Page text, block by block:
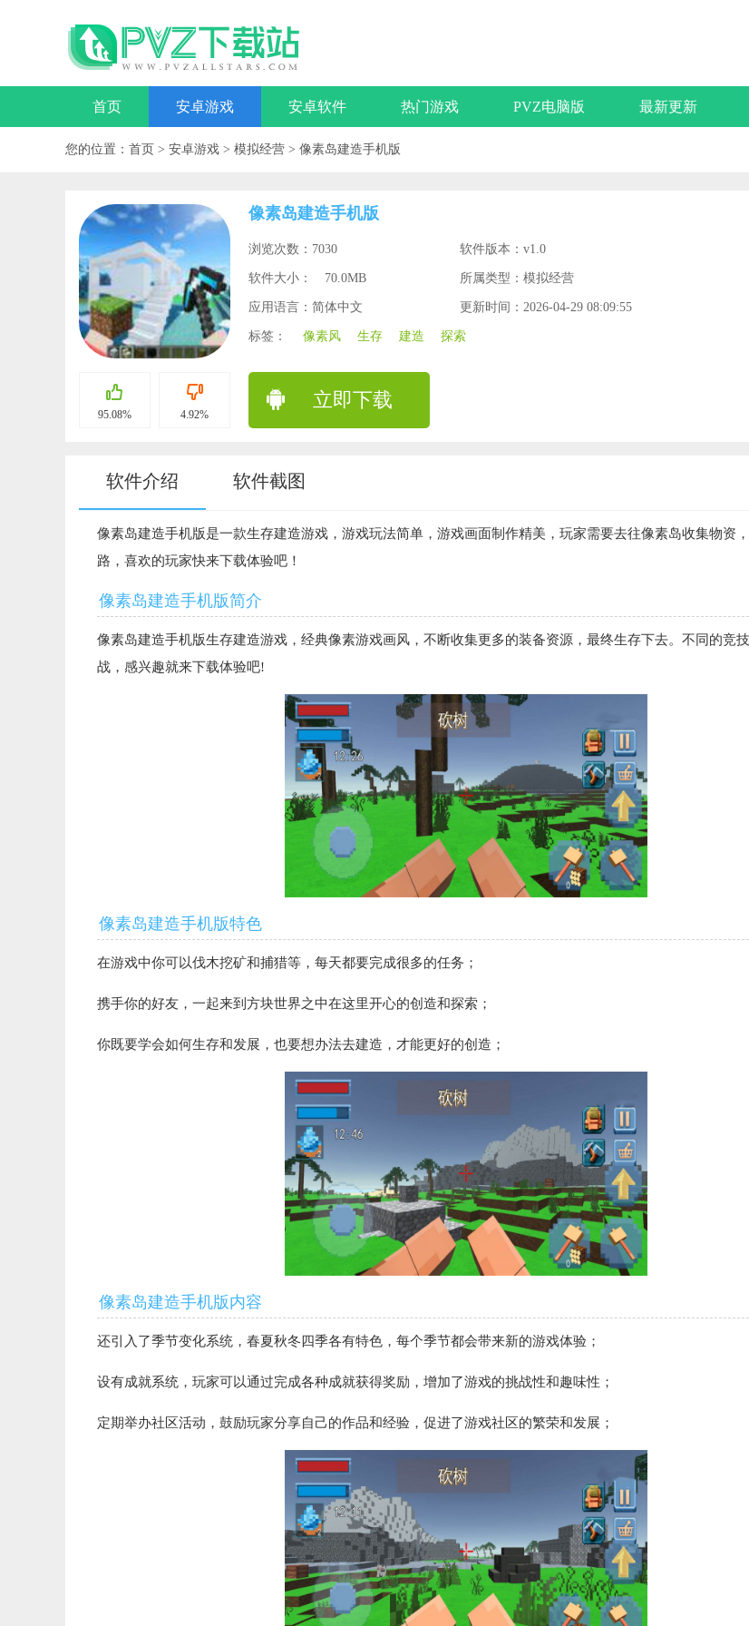
首页 安卓游戏 安卓软件 热门游戏 PVZ电脑版 最新更新
您的位置： 首页 > 安卓游戏 > 模拟经营 > 像素岛建造手机版
95.08% 4.92%
像素岛建造手机版
浏览次数：7030 软件版本：v1.0
软件大小： 70.0MB 所属类型：模拟经营
应用语言：简体中文 更新时间：2026-04-29 08:09:55
标签： 像素风 生存 建造 探索
立即下载
软件介绍 软件截图
像素岛建造手机版是一款生存建造游戏，游戏玩法简单，游戏画面制作精美，玩家需要去往像素岛收集物资
路，喜欢的玩家快来下载体验吧！
像素岛建造手机版简介
像素岛建造手机版生存建造游戏，经典像素游戏画风，不断收集更多的装备资源，最终生存下去。不同的竞
战，感兴趣就来下载体验吧!
像素岛建造手机版特色
在游戏中你可以伐木挖矿和捕猎等，每天都要完成很多的任务；
携手你的好友，一起来到方块世界之中在这里开心的创造和探索；
你既要学会如何生存和发展，也要想办法去建造，才能更好的创造；
像素岛建造手机版内容
还引入了季节变化系统，春夏秋冬四季各有特色，每个季节都会带来新的游戏体验；
设有成就系统，玩家可以通过完成各种成就获得奖励，增加了游戏的挑战性和趣味性；
定期举办社区活动，鼓励玩家分享自己的作品和经验，促进了游戏社区的繁荣和发展；